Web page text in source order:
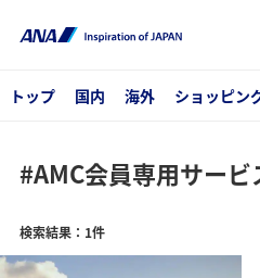
トップ 国内 海外 ショッピン
#AMC会員専用サービ
検索結果：1件